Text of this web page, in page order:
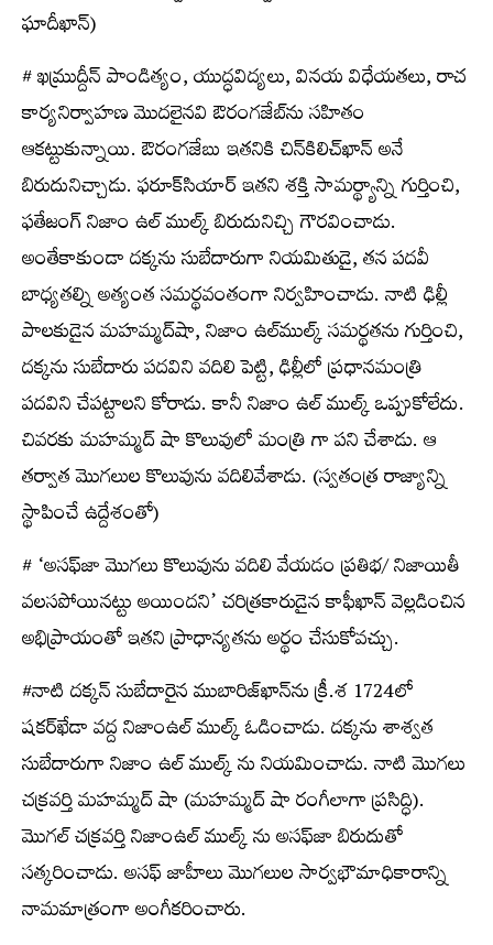
ఘాదీఖాన్‌)
# ఖమ్రుద్దీన్‌ పాండిత్యం, యుద్ధవిద్యలు, వినయ విధేయతలు, రాచ
కార్యనిర్వాహణ మొదలైనవి ఔరంగజేబ్‌ను సహితం
ఆకట్టుకున్నాయి. ఔరంగజేబు ఇతనికి చిన్‌కిలిచ్‌ఖాన్‌ అనే
బిరుదునిచ్చాడు. ఫరూక్‌సియార్‌ ఇతని శక్తి సామర్థ్యాన్ని గుర్తించి,
ఫతేజంగ్‌ నిజాం ఉల్‌ ముల్క్ బిరుదునిచ్చి గౌరవించాడు.
అంతేకాకుండా దక్కను సుబేదారుగా నియమితుడై, తన పదవీ
బాధ్యతల్ని అత్యంత సమర్థవంతంగా నిర్వహించాడు. నాటి ఢిల్లీ
పాలకుడైన మహమ్మద్‌షా, నిజాం ఉల్‌ముల్క్ సమర్థతను గుర్తించి,
దక్కను సుబేదారు పదవిని వదిలి పెట్టి, ఢిల్లీలో ప్రధానమంత్రి
పదవిని చేపట్టాలని కోరాడు. కానీ నిజాం ఉల్‌ ముల్క్ ఒప్పుకోలేదు.
చివరకు మహమ్మద్‌ షా కొలువులో మంత్రి గా పని చేశాడు. ఆ
తర్వాత మొగలుల కొలువును వదిలివేశాడు. (స్వతంత్ర రాజ్యాన్ని
స్థాపించే ఉద్దేశంతో)
# ‘అసఫ్‌జా మొగలు కొలువును వదిలి వేయడం ప్రతిభ/ నిజాయితీ
వలసపోయినట్టు అయిందని’ చరిత్రకారుడైన కాఫీఖాన్‌ వెల్లడించిన
అభిప్రాయంతో ఇతని ప్రాధాన్యతను అర్థం చేసుకోవచ్చు.
#నాటి దక్కన్‌ సుబేదారైన ముబారిజ్‌ఖాన్‌ను క్రీ.శ 1724లో
షకర్‌ఖేడా వద్ద నిజాంఉల్‌ ముల్క్ ఓడించాడు. దక్కను శాశ్వత
సుబేదారుగా నిజాం ఉల్‌ ముల్క్ ను నియమించాడు. నాటి మొగలు
చక్రవర్తి మహమ్మద్‌ షా (మహమ్మద్‌ షా రంగీలాగా ప్రసిద్ధి).
మొగల్‌ చక్రవర్తి నిజాంఉల్‌ ముల్క్ ను అసఫ్‌జా బిరుదుతో
సత్కరించాడు. అసఫ్‌ జాహీలు మొగలుల సార్వభౌమాధికారాన్ని
నామమాత్రంగా అంగీకరించారు.